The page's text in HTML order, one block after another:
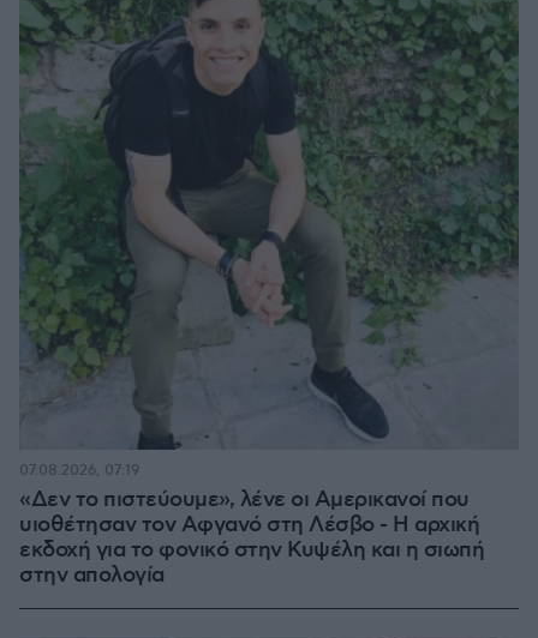
«Δεν το πιστεύουμε», λένε οι Αμερικανοί που
υιοθέτησαν τον Αφγανό στη Λέσβο - Η αρχική
εκδοχή για το φονικό στην Κυψέλη και η σιωπή
στην απολογία
07.08.2026, 07:19